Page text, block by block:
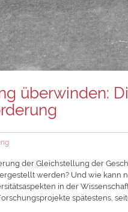
überwinden:
der Gleichstellung der
werden? Und wie
in der
spätestens,